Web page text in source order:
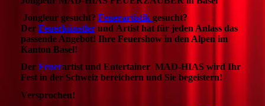
Jongleur gesucht? Feuerartistik gesucht?
Der Feuerkünstler und Artist hat für jeden Anlass das
passende Angebot! Ihre Feuershow in den Alpen im
Kanton Basel!
Der Feuerartist und Entertainer MAD-HIAS wird Ihr
Fest in der Schweiz bereichern und Sie begeistern!
Versprochen!